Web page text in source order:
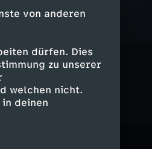
von anderen
dürfen. Dies
zu unserer
welchen nicht.
deinen